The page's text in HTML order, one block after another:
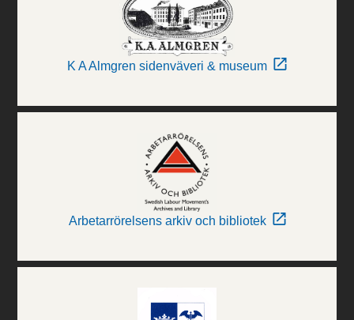
K A Almgren sidenväveri & museum
Arbetarrörelsens arkiv och bibliotek